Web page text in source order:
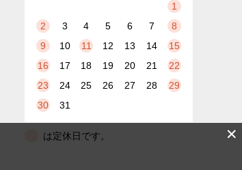
1
2
3 4 5 6 7
8
9
10 11 12 13 14
15
16
17 18 19 20 21
22
23
24 25 26 27 28
29
30
31
は定休日です。 ✕